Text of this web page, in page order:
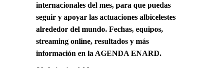
internacionales del mes, para que puedas
seguir y apoyar las actuaciones albicelestes
alrededor del mundo. Fechas, equipos,
streaming online, resultados y más
información en la AGENDA ENARD.